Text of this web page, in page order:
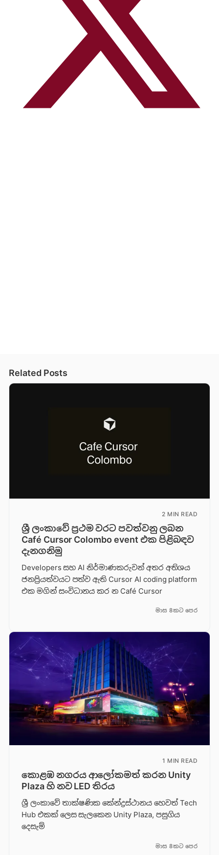
Related Posts
2 MIN READ
ශ්‍රී ලංකාවේ ප්‍රථම වරට පවත්වනු ලබන
Café Cursor Colombo event එක පිළිබඳව
දැනගනිමු
Developers සහ AI නිර්මාණකරුවන් අතර අතිශය
ජනප්‍රියත්වයට පත්ව ඇති Cursor AI coding platform
එක මගින් සංවිධානය කර න Café Cursor
මාස 8කට පෙර
1 MIN READ
කොළඹ නගරය ආලෝකමත් කරන Unity
Plaza හි නව LED තිරය
ශ්‍රී ලංකාවේ තාක්ෂණික කේන්ද්‍රස්ථානය හෙවත් Tech
Hub එකක් ලෙස සැලකෙන Unity Plaza, පසුගිය
දෙසැම්
මාස 8කට පෙර